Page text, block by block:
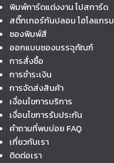
พิมพ์การ์ดแต่งงาน โปสการ์ด
สติ๊กเกอร์กันปลอม โฮโลแกรม
ซองพิมพ์สี
ออกแบบซองบรรจุภัณฑ์
การสั่งซื้อ
การชำระเงิน
การจัดส่งสินค้า
เงื่อนไขการบริการ
เงื่อนไขการรับประกัน
คำถามที่พบบ่อย FAQ
เกี่ยวกับเรา
ติดต่อเรา